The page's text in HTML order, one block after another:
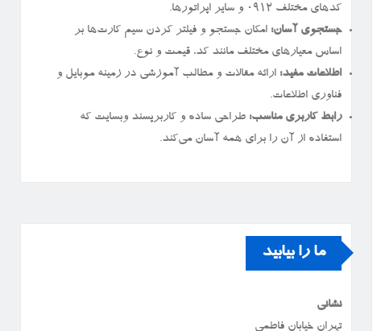
کدهای مختلف ۰۹۱۲ و سایر اپراتورها.
جستجوی آسان: امکان جستجو و فیلتر کردن سیم کارت‌ها بر
اساس معیارهای مختلف مانند کد، قیمت و نوع.
اطلاعات مفید: ارائه مقالات و مطالب آموزشی در زمینه موبایل و
فناوری اطلاعات.
رابط کاربری مناسب: طراحی ساده و کاربرپسند وبسایت که
استفاده از آن را برای همه آسان می‌کند.
ما را بیابید
نشانی
تهران خیابان فاطمی